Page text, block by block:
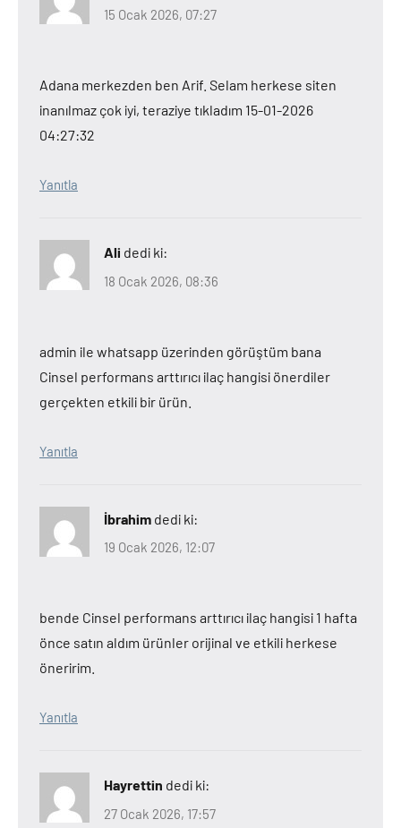
15 Ocak 2026, 07:27
Adana merkezden ben Arif. Selam herkese siten
inanılmaz çok iyi, teraziye tıkladım 15-01-2026
04:27:32
Yanıtla
Ali dedi ki:
18 Ocak 2026, 08:36
admin ile whatsapp üzerinden görüştüm bana
Cinsel performans arttırıcı ilaç hangisi önerdiler
gerçekten etkili bir ürün.
Yanıtla
İbrahim dedi ki:
19 Ocak 2026, 12:07
bende Cinsel performans arttırıcı ilaç hangisi 1 hafta
önce satın aldım ürünler orijinal ve etkili herkese
öneririm.
Yanıtla
Hayrettin dedi ki:
27 Ocak 2026, 17:57